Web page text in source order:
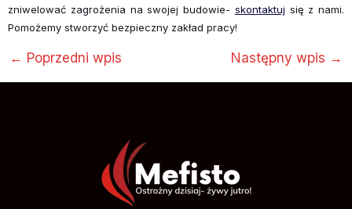
zniwelować zagrożenia na swojej budowie- skontaktuj się z nami.
Pomożemy stworzyć bezpieczny zakład pracy!
← Poprzedni wpis Następny wpis →